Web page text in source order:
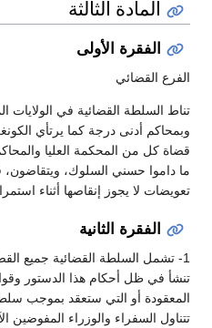
المادة الثالثة
الفقرة الأولى
الفرع القضائي
تناط السلطة القضائية في الولايات
وبمحاكم أدنى درجة كما يرتأي
قضاة كل من المحكمة العليا
ما داموا حسني السلوك، ويتقاضون،
تعويضات لا يجوز إنقاصها أثناء
الفقرة الثانية
1- تشمل السلطة القضائية جميع
تنشأ في ظل أحكام هذا الدستور
المعقودة أو التي ستعقد بموجب
تتناول السفراء والوزراء المفوضين